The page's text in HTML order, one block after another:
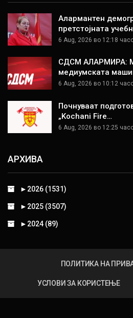
Алармантен
претстојната
6 Aug, 2026 во 12:18
СДСМ АЛАРМИРА:
медиумската
6 Aug, 2026 во 10:12
Почнуваат
„Kochani Fire…
6 Aug, 2026 во 12:25
АРХИВА
► 2026 (1531)
► 2025 (3507)
► 2024 (89)
ПОЛИТИКА НА
УСЛОВИ ЗА КОРИСТЕЊЕ